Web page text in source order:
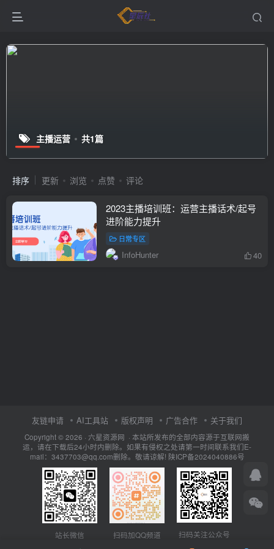
主播运营 共1篇
排序 更新 浏览 点赞 评论
2023主播培训班：运营主播话术/起号
进阶能力提升
日常专区
InfoHunter 40
友链申请 AI工具站 版权声明 广告合作 关于我们
Copyright © 2026 · 六星资源网 · 本站所发布的全部内容源于互联网搬
运，请在下载后24小时内删除。如果有侵权之处请第一时间联系我们E-
mail：3437703@qq.com删除。敬请谅解! 陕ICP备2024040886号
站长微信 扫码加QQ频道 扫码关注公众号